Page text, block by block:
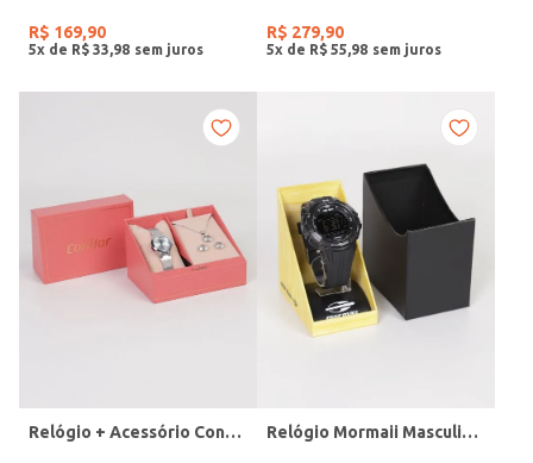
R$ 169,90
5x de R$ 33 98
R$ 279,90
5x de R$ 55 98
Relógio + Acessório Condor Feminino PRATA Relógio Mormaii Masculino PRETO